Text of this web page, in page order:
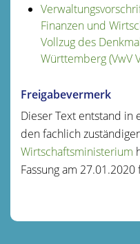
Finanzen und
Vollzug des
Württemberg (VwV
Freigabevermerk
Dieser Text entstand in
den fachlich
Wirtschaftsministerium
Fassung am